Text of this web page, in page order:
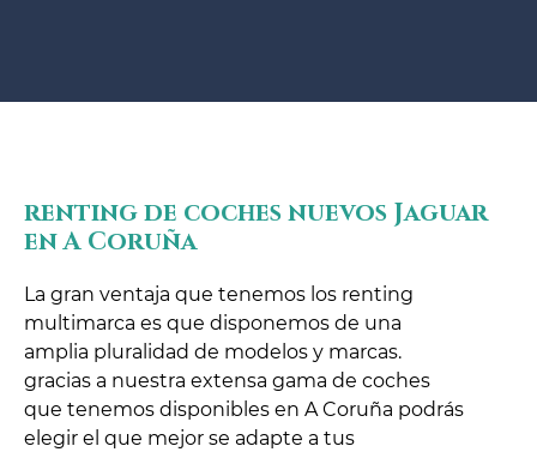
renting de coches nuevos Jaguar
en A Coruña
La gran ventaja que tenemos los renting
multimarca es que disponemos de una
amplia pluralidad de modelos y marcas.
gracias a nuestra extensa gama de coches
que tenemos disponibles en A Coruña podrás
elegir el que mejor se adapte a tus